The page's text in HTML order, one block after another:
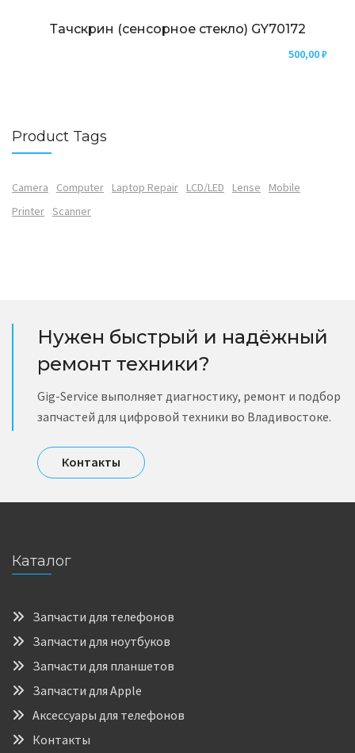
Тачскрин (сенсорное стекло) GY70172
500,00₽
Product Tags
Camera Computer Laptop Repair LCD/LED Lense
Mobile
Printer Scanner
Нужен быстрый и надёжный
ремонт техники?
Gig-Service выполняет диагностику, ремонт и подбор
запчастей для цифровой техники во Владивостоке.
Контакты
Каталог
Запчасти для телефонов
Запчасти для ноутбуков
Запчасти для планшетов
Запчасти для Apple
Аксессуары для телефонов
Контакты